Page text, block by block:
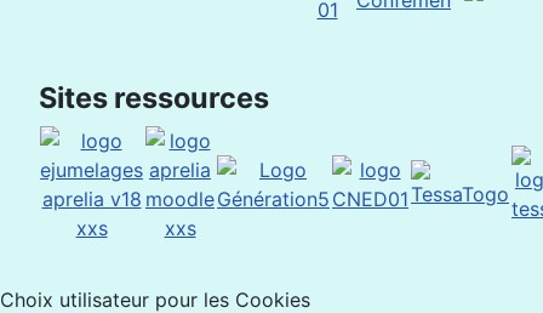
Sites ressources
Choix utilisateur pour les Cookies